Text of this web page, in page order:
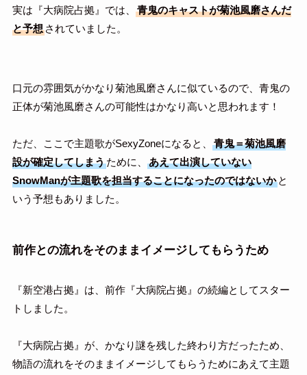
実は『大病院占拠』では、
青鬼のキャストが菊池風磨さんだ
と予想されていました。
口元の雰囲気がかなり菊池風磨さんに似ているので、青鬼の
正体が菊池風磨さんの可能性はかなり高いと思われます！
ただ、ここで主題歌がSexyZoneになると、
青鬼＝菊池風磨
設が確定してしまうために、
あえて出演していない
SnowManが主題歌を担当することになったのではないかと
いう予想もありました。
前作との流れをそのままイメージしてもらうため
『新空港占拠』は、前作『大病院占拠』の続編としてスター
トしました。
『大病院占拠』が、かなり謎を残した終わり方だったため、
物語の流れをそのままイメージしてもらうためにあえて主題